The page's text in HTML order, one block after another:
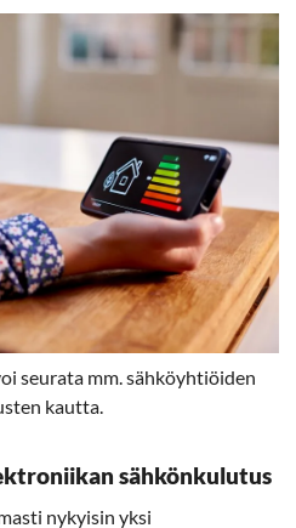
seurata mm. sähköyhtiöiden
kautta.
sähkönkulutus
nykyisin yksi